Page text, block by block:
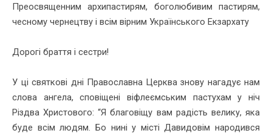
Преосвященним архипастирям, боголюбивим пастирям,
чесному чернецтву і всім вірним Українського Екзархату
Дорогі браття і сестри!
У ці святкові дні Православна Церква знову нагадує нам
слова ангела, сповіщені віфлеємським пастухам у ніч
Різдва Хри­стового: “Я благовіщу вам радість велику, яка
буде всім людям. Бо нині у місті Давидовім народився